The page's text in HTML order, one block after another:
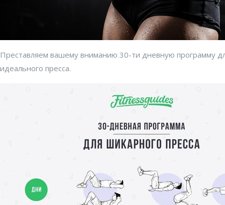
Преставляем вашему вниманию 30-ти дневную программу
идеального пресса.